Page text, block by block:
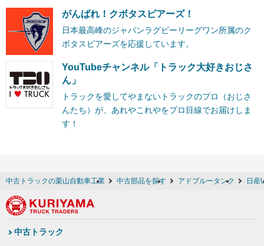
がんばれ！クボタスピアーズ！
日本最高峰のジャパンラグビーリーグワン所属のク
ボタスピアーズを応援しています。
YouTubeチャンネル「トラック大好きおじさ
ん」
トラックを愛してやまないトラックのプロ（おじさ
んたち）が、あれやこれやをプロ目線でお届けしま
す！
中古トラックの栗山自動車工業 中古部品を探す アドブルータンク 日産
中古トラック